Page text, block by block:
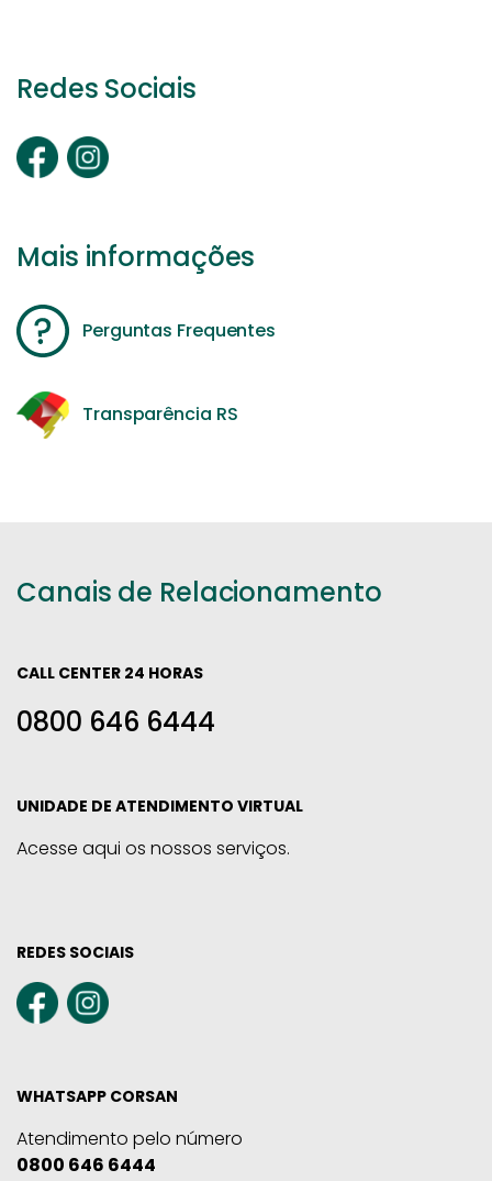
Redes Sociais
Mais informações
Perguntas Frequentes
Transparência RS
Canais de Relacionamento
CALL CENTER 24 HORAS
0800 646 6444
UNIDADE DE ATENDIMENTO VIRTUAL
Acesse aqui os nossos serviços.
REDES SOCIAIS
WHATSAPP CORSAN
Atendimento pelo número
0800 646 6444